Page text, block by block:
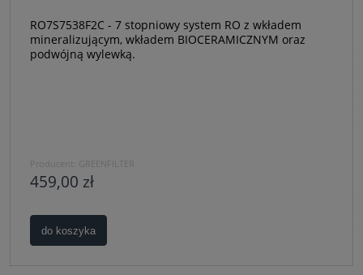
RO7S7538F2C - 7 stopniowy system RO z wkładem
mineralizującym, wkładem BIOCERAMICZNYM oraz
podwójną wylewką.
Producent: GREENFILTER
459,00 zł
do koszyka